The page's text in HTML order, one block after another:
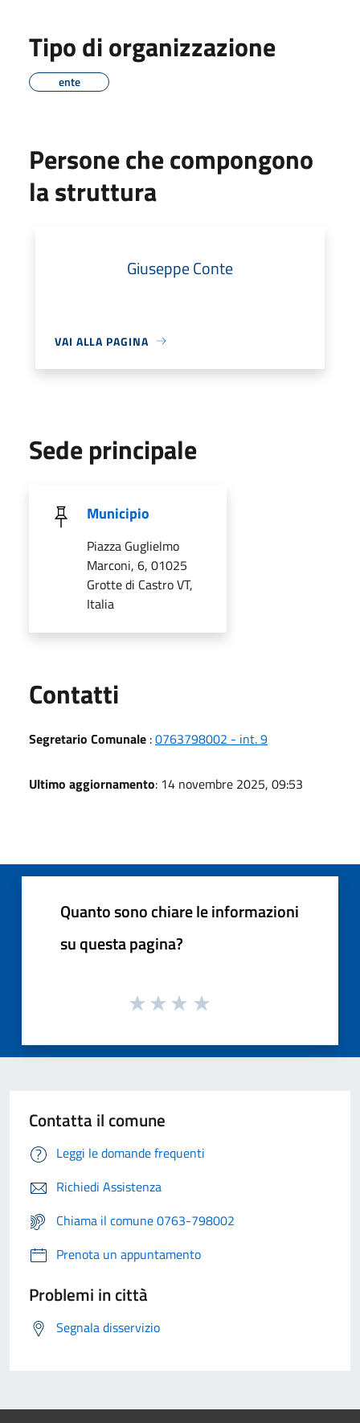
Tipo di organizzazione
ente
Persone che compongono
la struttura
Giuseppe Conte
VAI ALLA PAGINA
Sede principale
Municipio
Piazza Guglielmo
Marconi, 6, 01025
Grotte di Castro VT,
Italia
Contatti
Segretario Comunale :0763798002 - int. 9
Ultimo aggiornamento: 14 novembre 2025, 09:53
Quanto sono chiare le informazioni
su questa pagina?
Contatta il comune
Leggi le domande frequenti
Richiedi Assistenza
Chiama il comune 0763-798002
Prenota un appuntamento
Problemi in città
Segnala disservizio